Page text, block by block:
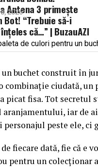
Antena 3 primește
Bot! “Trebuie să-i
că…” | BuzauAZI
2026
un buchet construit în
combinație ciudată,
fisa. Tot secretul
iar de
peste ele, ci
fiecare dată, fie că e
pentru un